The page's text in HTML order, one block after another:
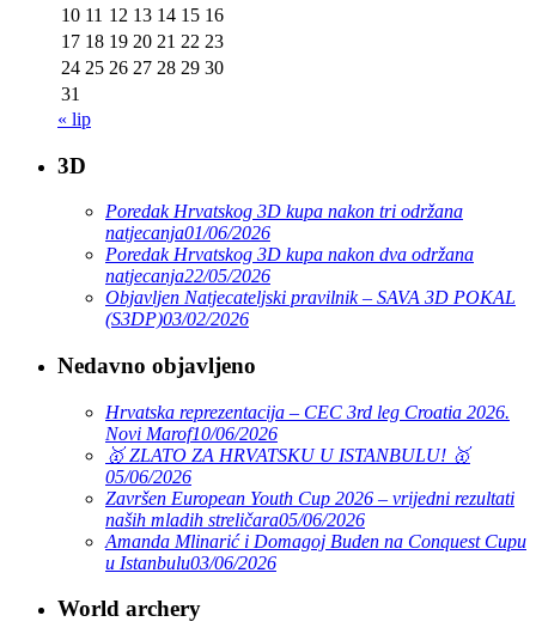
10 11 12 13 14 15 16
17 18 19 20 21 22 23
24 25 26 27 28 29 30
31
« lip
3D
Poredak Hrvatskog 3D kupa nakon tri održana
natjecanja01/06/2026
Poredak Hrvatskog 3D kupa nakon dva održana
natjecanja22/05/2026
Objavljen Natjecateljski pravilnik – SAVA 3D POKAL
(S3DP)03/02/2026
Nedavno objavljeno
Hrvatska reprezentacija – CEC 3rd leg Croatia 2026.
Novi Marof10/06/2026
🥇 ZLATO ZA HRVATSKU U ISTANBULU! 🥇
05/06/2026
Završen European Youth Cup 2026 – vrijedni rezultati
naših mladih streličara05/06/2026
Amanda Mlinarić i Domagoj Buden na Conquest Cupu
u Istanbulu03/06/2026
World archery